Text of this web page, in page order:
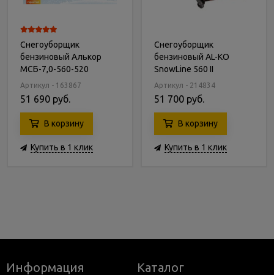
Снегоуборщик
бензиновый Алькор
МСБ-7,0-560-520
Артикул - 163867
51 690 руб.
В корзину
Купить в 1 клик
Снегоуборщик
бензиновый AL-KO
SnowLine 560 II
Артикул - 214834
51 700 руб.
В корзину
Купить в 1 клик
Информация Каталог